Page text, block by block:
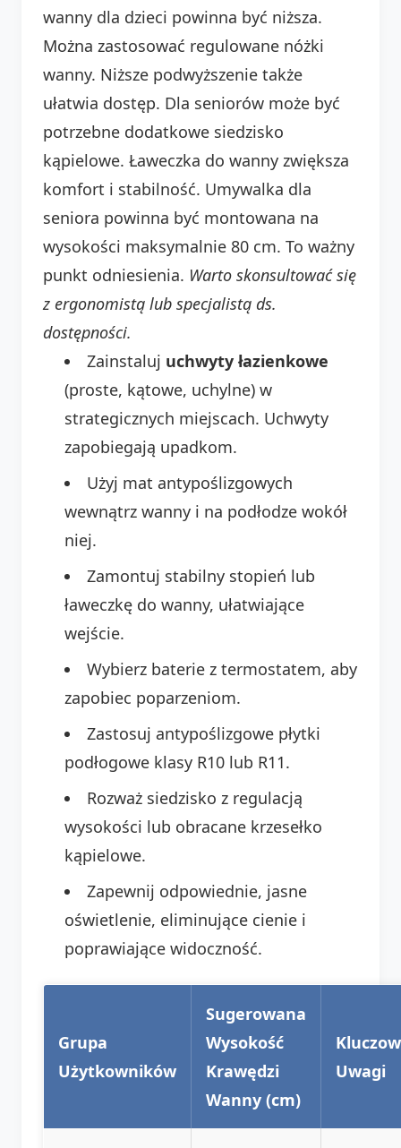
wanny dla dzieci powinna być niższa.
Można zastosować regulowane nóżki
wanny. Niższe podwyższenie także
ułatwia dostęp. Dla seniorów może być
potrzebne dodatkowe siedzisko
kąpielowe. Ławeczka do wanny zwiększa
komfort i stabilność. Umywalka dla
seniora powinna być montowana na
wysokości maksymalnie 80 cm. To ważny
punkt odniesienia. Warto skonsultować się
z ergonomistą lub specjalistą ds.
dostępności.
Zainstaluj uchwyty łazienkowe
(proste, kątowe, uchylne) w
strategicznych miejscach. Uchwyty
zapobiegają upadkom.
Użyj mat antypoślizgowych
wewnątrz wanny i na podłodze wokół
niej.
Zamontuj stabilny stopień lub
ławeczkę do wanny, ułatwiające
wejście.
Wybierz baterie z termostatem, aby
zapobiec poparzeniom.
Zastosuj antypoślizgowe płytki
podłogowe klasy R10 lub R11.
Rozważ siedzisko z regulacją
wysokości lub obracane krzesełko
kąpielowe.
Zapewnij odpowiednie, jasne
oświetlenie, eliminujące cienie i
poprawiające widoczność.
Grupa
Użytkowników
Sugerowana
Wysokość
Krawędzi
Wanny (cm)
Uwagi